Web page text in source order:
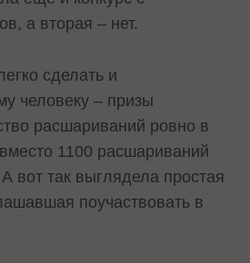
а вторая – нет.
сделать и
человеку – призы
расшариваний ровно в
1100 расшариваний
вот так выглядела простая
поучаствовать в